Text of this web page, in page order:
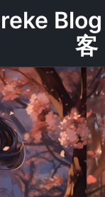
客